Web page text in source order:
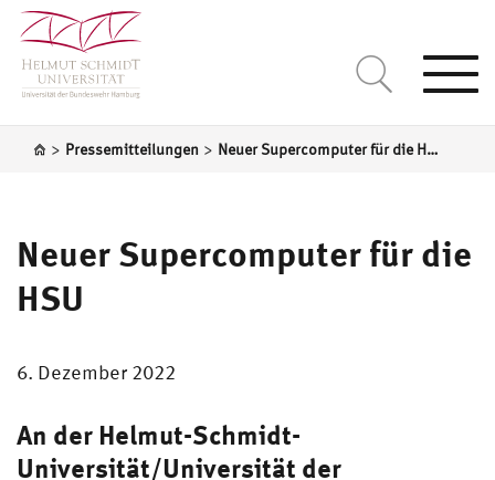
> Pressemitteilungen > Neuer Supercomputer für die HSU
Neuer Supercomputer für die
HSU
6. Dezember 2022
An der Helmut-Schmidt-
Universität/Universität der